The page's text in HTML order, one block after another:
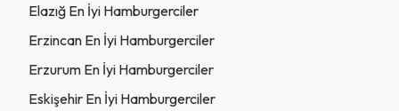
Elazığ En İyi Hamburgerciler
Erzincan En İyi Hamburgerciler
Erzurum En İyi Hamburgerciler
Eskişehir En İyi Hamburgerciler